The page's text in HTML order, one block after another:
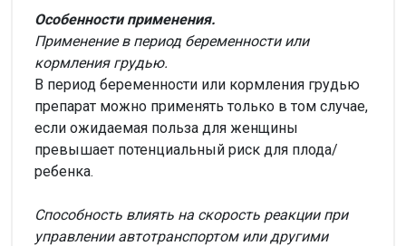
Особенности применения.
Применение в период беременности или
кормления грудью.
В период беременности или кормления грудью
препарат можно применять только в том случае,
если ожидаемая польза для женщины
превышает потенциальный риск для плода/
ребенка.
Способность влиять на скорость реакции при
управлении автотранспортом или другими